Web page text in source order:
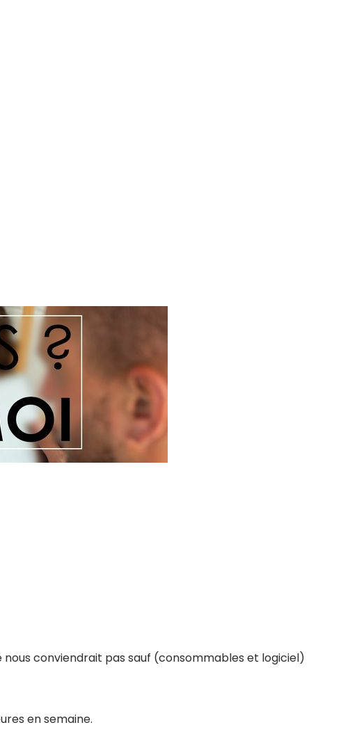
nous conviendrait pas sauf (consommables et logiciel)
en semaine.